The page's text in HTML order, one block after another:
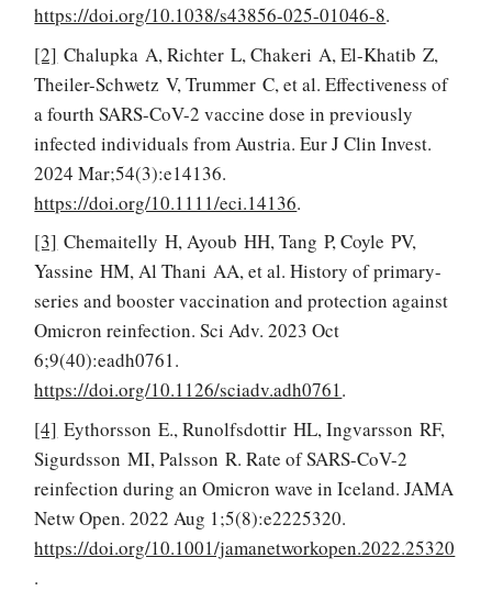
https://doi.org/10.1038/s43856-025-01046-8.
[2] Chalupka A, Richter L, Chakeri A, El-Khatib Z,
Theiler-Schwetz V, Trummer C, et al. Effectiveness of
a fourth SARS-CoV-2 vaccine dose in previously
infected individuals from Austria. Eur J Clin Invest.
2024 Mar;54(3):e14136.
https://doi.org/10.1111/eci.14136.
[3] Chemaitelly H, Ayoub HH, Tang P, Coyle PV,
Yassine HM, Al Thani AA, et al. History of primary-
series and booster vaccination and protection against
Omicron reinfection. Sci Adv. 2023 Oct
6;9(40):eadh0761.
https://doi.org/10.1126/sciadv.adh0761.
[4] Eythorsson E., Runolfsdottir HL, Ingvarsson RF,
Sigurdsson MI, Palsson R. Rate of SARS-CoV-2
reinfection during an Omicron wave in Iceland. JAMA
Netw Open. 2022 Aug 1;5(8):e2225320.
https://doi.org/10.1001/jamanetworkopen.2022.25320
.